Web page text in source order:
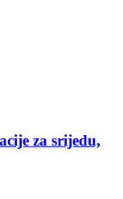
za srijedu,